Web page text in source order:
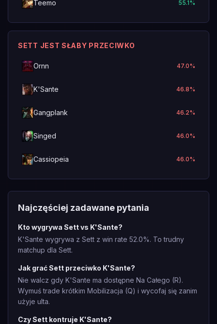
Teemo 55.1%
SETT JEST SŁABY PRZECIWKO
Ornn 47.0%
K'Sante 46.8%
Gangplank 46.2%
Singed 46.0%
Cassiopeia 46.0%
Najczęściej zadawane pytania
Kto wygrywa Sett vs K'Sante?
K'Sante wygrywa z Sett z win rate 52.0%. To trudny
matchup dla Sett.
Jak grać Sett przeciwko K'Sante?
Nie walcz gdy K'Sante ma dostępne Na Całego (R).
Wymuś trade krótkim Mobilizacja (Q) i wycofaj się zanim
użyje ulta.
Czy Sett kontruje K'Sante?